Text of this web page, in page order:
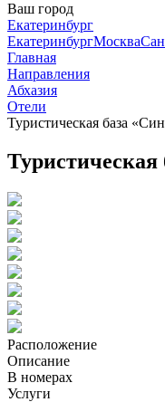
Ваш город
Екатеринбург
ЕкатеринбургМосква
Главная
Направления
Абхазия
Отели
Туристическая база
Туристическая
Расположение
Описание
В номерах
Услуги